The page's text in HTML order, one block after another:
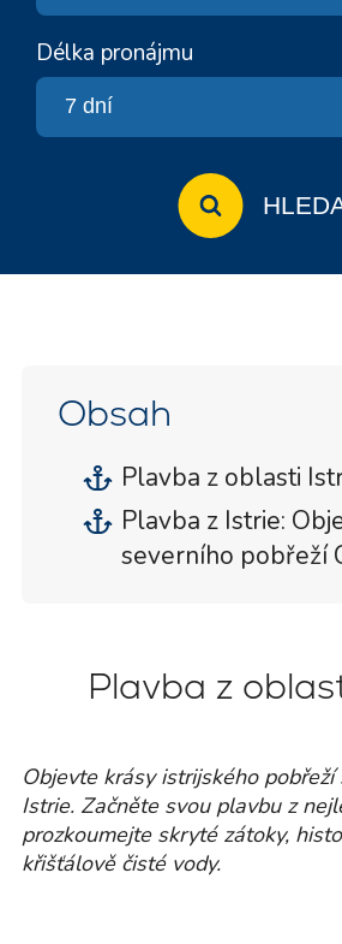
Délka pronájmu
Obsah
Plavba z oblasti
Plavba z Istrie:
severního pobřeží
Plavba z
Objevte krásy istrijského pobřeží
Istrie. Začněte svou plavbu z
prozkoumejte skryté zátoky,
křišťálově čisté vody.